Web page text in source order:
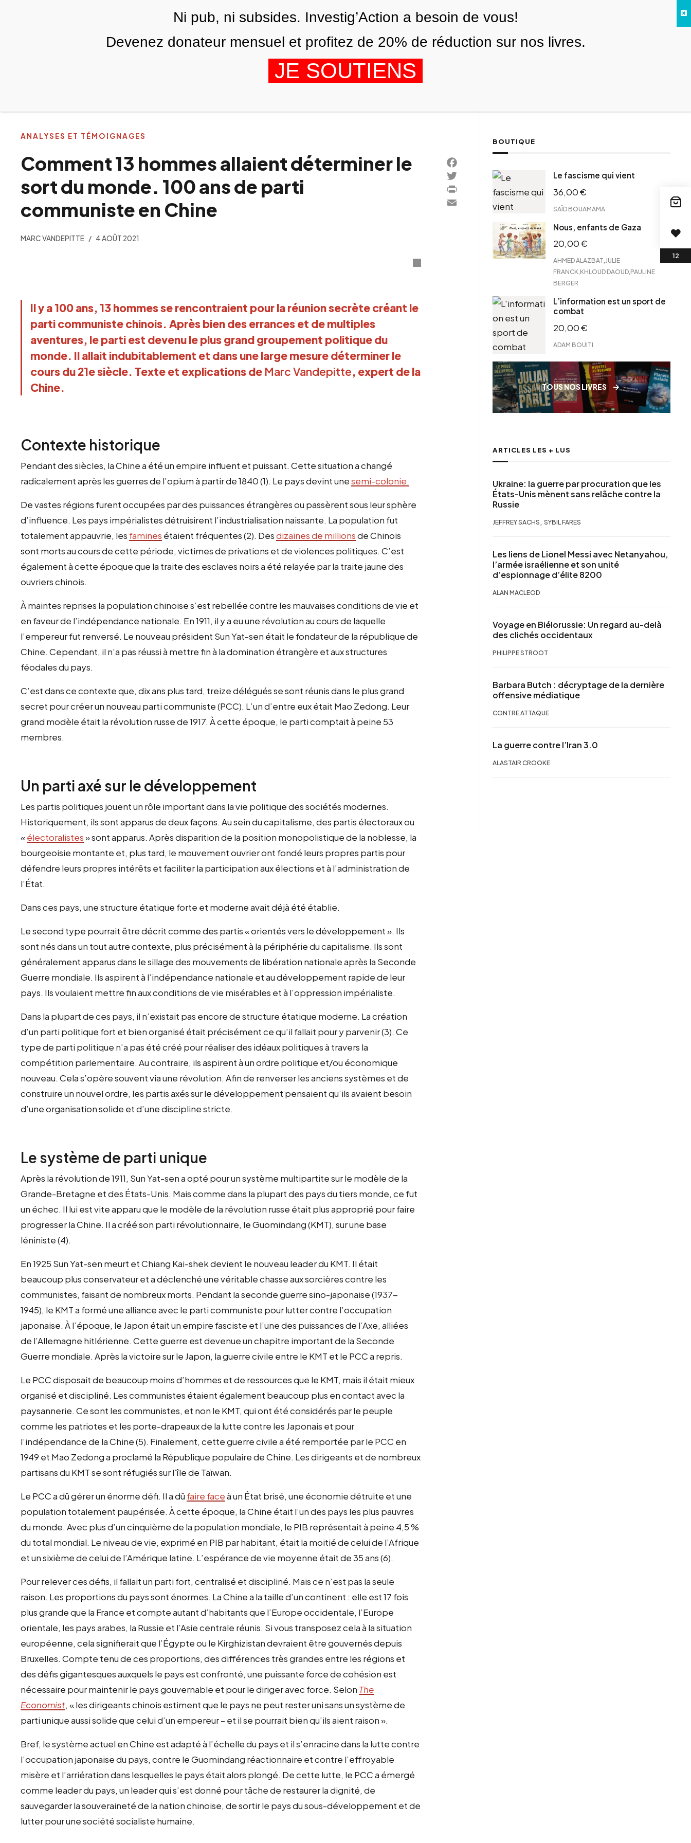
NOUS AGENDA
Comment 13 hommes allaient déterminer le
sort du monde. 100 ans de parti
communiste en Chine
MARC VANDEPITTE 4 AOÛT 2021
Il y a 100 ans, 13 hommes se rencontraient pour la réunion secrète créant le
parti communiste chinois. Après bien des errances et de multiples
aventures, le parti est devenu le plus grand groupement politique du
monde. Il allait indubitablement et dans une large mesure déterminer le
cours du 21e siècle. Texte et explications de Marc Vandepitte, expert de la
Chine.
Contexte historique
Pendant des siècles, la Chine a été un empire influent et puissant. Cette situation a changé
radicalement après les guerres de l’opium à partir de 1840 (1). Le pays devint unesemi-colonie.
De vastes régions furent occupées par des puissances étrangères ou passèrent sous leur sphère
d’influence. Les pays impérialistes détruisirent l’industrialisation naissante. La population fut
totalement appauvrie, les famines étaient fréquentes (2). Desdizaines de millionsde Chinois
sont morts au cours de cette période, victimes de privations et de violences politiques. C’est
également à cette époque que la traite des esclaves noirs a été relayée par la traite jaune des
ouvriers chinois.
À maintes reprises la population chinoise s’est rebellée contre les mauvaises conditions de vie et
en faveur de l’indépendance nationale. En 1911, il y a eu une révolution au cours de laquelle
l’empereur fut renversé. Le nouveau président Sun Yat-sen était le fondateur de la république de
Chine. Cependant, il n’a pas réussi à mettre fin à la domination étrangère et aux structures
féodales du pays.
C’est dans ce contexte que, dix ans plus tard, treize délégués se sont réunis dans le plus grand
secret pour créer un nouveau parti communiste (PCC). L’un d’entre eux était Mao Zedong. Leur
grand modèle était la révolution russe de 1917. À cette époque, le parti comptait à peine 53
membres.
Un parti axé sur le développement
Les partis politiques jouent un rôle important dans la vie politique des sociétés modernes.
Historiquement, ils sont apparus de deux façons. Au sein du capitalisme, des partis électoraux ou
«électoralistes» sont apparus. Après disparition de la position monopolistique de la noblesse, la
bourgeoisie montante et, plus tard, le mouvement ouvrier ont fondé leurs propres partis pour
défendre leurs propres intérêts et faciliter la participation aux élections et à l’administration de
l’État.
Dans ces pays, une structure étatique forte et moderne avait déjà été établie.
Le second type pourrait être décrit comme des partis « orientés vers le développement ». Ils
sont nés dans un tout autre contexte, plus précisément à la périphérie du capitalisme. Ils sont
généralement apparus dans le sillage des mouvements de libération nationale après la Seconde
Guerre mondiale. Ils aspirent à l’indépendance nationale et au développement rapide de leur
pays. Ils voulaient mettre fin aux conditions de vie misérables et à l’oppression impérialiste.
Dans la plupart de ces pays, il n’existait pas encore de structure étatique moderne. La création
d’un parti politique fort et bien organisé était précisément ce qu’il fallait pour y parvenir (3). Ce
type de parti politique n’a pas été créé pour réaliser des idéaux politiques à travers la
compétition parlementaire. Au contraire, ils aspirent à un ordre politique et/ou économique
nouveau. Cela s’opère souvent via une révolution. Afin de renverser les anciens systèmes et de
construire un nouvel ordre, les partis axés sur le développement pensaient qu’ils avaient besoin
d’une organisation solide et d’une discipline stricte.
Le système de parti unique
Après la révolution de 1911, Sun Yat-sen a opté pour un système multipartite sur le modèle de la
Grande-Bretagne et des États-Unis. Mais comme dans la plupart des pays du tiers monde, ce fut
un échec. Il lui est vite apparu que le modèle de la révolution russe était plus approprié pour faire
progresser la Chine. Il a créé son parti révolutionnaire, le Guomindang (KMT), sur une base
léniniste (4).
En 1925 Sun Yat-sen meurt et Chiang Kai-shek devient le nouveau leader du KMT. Il était
beaucoup plus conservateur et a déclenché une véritable chasse aux sorcières contre les
communistes, faisant de nombreux morts. Pendant la seconde guerre sino-japonaise (1937-
1945), le KMT a formé une alliance avec le parti communiste pour lutter contre l’occupation
japonaise. À l’époque, le Japon était un empire fasciste et l’une des puissances de l’Axe, alliées
de l’Allemagne hitlérienne. Cette guerre est devenue un chapitre important de la Seconde
Guerre mondiale. Après la victoire sur le Japon, la guerre civile entre le KMT et le PCC a repris.
Le PCC disposait de beaucoup moins d’hommes et de ressources que le KMT, mais il était mieux
organisé et discipliné. Les communistes étaient également beaucoup plus en contact avec la
paysannerie. Ce sont les communistes, et non le KMT, qui ont été considérés par le peuple
comme les patriotes et les porte-drapeaux de la lutte contre les Japonais et pour
l’indépendance de la Chine (5). Finalement, cette guerre civile a été remportée par le PCC en
1949 et Mao Zedong a proclamé la République populaire de Chine. Les dirigeants et de nombreux
partisans du KMT se sont réfugiés sur l’île de Taïwan.
Le PCC a dû gérer un énorme défi. Il a dû faire faceà un État brisé, une économie détruite et une
population totalement paupérisée. À cette époque, la Chine était l’un des pays les plus pauvres
du monde. Avec plus d’un cinquième de la population mondiale, le PIB représentait à peine 4,5 %
du total mondial. Le niveau de vie, exprimé en PIB par habitant, était la moitié de celui de l’Afrique
et un sixième de celui de l’Amérique latine. L’espérance de vie moyenne était de 35 ans (6).
Pour relever ces défis, il fallait un parti fort, centralisé et discipliné. Mais ce n’est pas la seule
raison. Les proportions du pays sont énormes. La Chine a la taille d’un continent : elle est 17 fois
plus grande que la France et compte autant d’habitants que l’Europe occidentale, l’Europe
orientale, les pays arabes, la Russie et l’Asie centrale réunis. Si vous transposez cela à la situation
européenne, cela signifierait que l’Égypte ou le Kirghizistan devraient être gouvernés depuis
Bruxelles. Compte tenu de ces proportions, des différences très grandes entre les régions et
des défis gigantesques auxquels le pays est confronté, une puissante force de cohésion est
nécessaire pour maintenir le pays gouvernable et pour le diriger avec force. Selon The
Economist, « les dirigeants chinois estiment que le pays ne peut rester uni sans un système de
parti unique aussi solide que celui d’un empereur – et il se pourrait bien qu’ils aient raison ».
Bref, le système actuel en Chine est adapté à l’échelle du pays et il s’enracine dans la lutte contre
l’occupation japonaise du pays, contre le Guomindang réactionnaire et contre l’effroyable
misère et l’arriération dans lesquelles le pays était alors plongé. De cette lutte, le PCC a émergé
comme leader du pays, un leader qui s’est donné pour tâche de restaurer la dignité, de
sauvegarder la souveraineté de la nation chinoise, de sortir le pays du sous-développement et de
lutter pour une société socialiste humaine.
ANALYSES ET TÉMOIGNAGES
Facebook
Twitter
PrintFriendly
Email
BOUTIQUE
Le fascisme qui vient
36,00€
SAÏD BOUAMAMA
Nous, enfants de Gaza
20,00€
AHMED ALAZBAT JULIE
FRANCK KHLOUD DAOUD PAULINE
BERGER
L’information est un sport de
combat
20,00€
ADAM BOUITI
TOUS NOS LIVRES
ARTICLES LES + LUS
Ukraine: la guerre par procuration que les
États-Unis mènent sans relâche contre la
Russie
JEFFREY SACHS , SYBIL FARES
Les liens de Lionel Messi avec Netanyahou,
l’armée israélienne et son unité
d’espionnage d’élite 8200
ALAN MACLEOD
Voyage en Biélorussie: Un regard au-delà
des clichés occidentaux
PHILIPPE STROOT
Barbara Butch : décryptage de la dernière
offensive médiatique
CONTRE ATTAQUE
La guerre contre l’Iran 3.0
ALASTAIR CROOKE
Ni pub, ni subsides. Investig’Action a besoin de vous!
Devenez donateur mensuel et profitez de 20% de réduction sur nos livres.
JE SOUTIENS